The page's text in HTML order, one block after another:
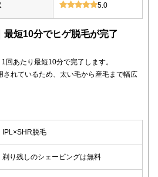
5.0
最短10分でヒゲ脱毛が完了
回あたり最短10分で完了します。
されているため、太い毛から産毛まで幅広
IPL×SHR脱毛
剃り残しのシェービングは無料